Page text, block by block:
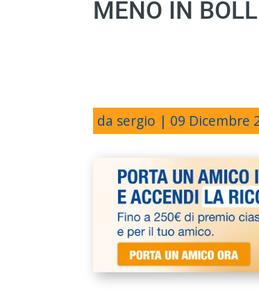
MENO IN
da sergio | 09 Dicembre